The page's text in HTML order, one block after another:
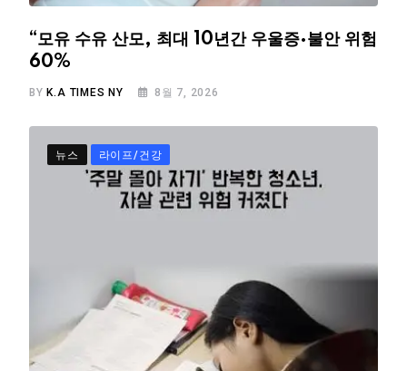
“모유 수유 산모, 최대 10년간 우울증·불안 위험
60%
BY K.A TIMES NY 8월 7, 2026
뉴스 라이프/건강